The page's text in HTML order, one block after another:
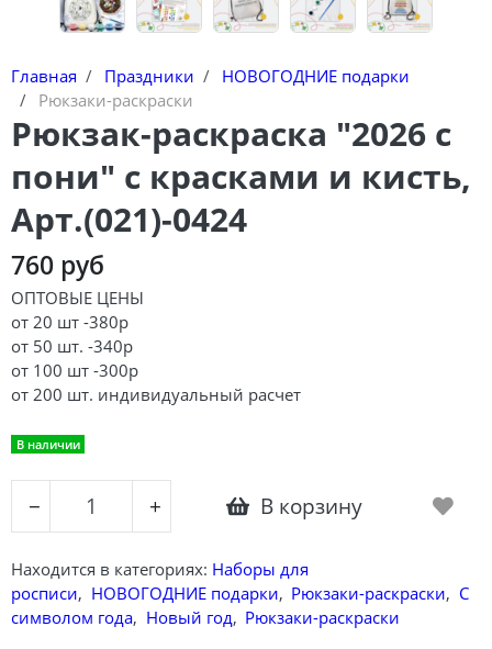
Главная Праздники
НОВОГОДНИЕ подарки
Рюкзаки-раскраски
Рюкзак-раскраска "2026 с
пони" с красками и кисть,
Арт.(021)-0424
760 руб
ОПТОВЫЕ ЦЕНЫ
от 20 шт -380р
от 50 шт. -340р
от 100 шт -300р
от 200 шт. индивидуальный расчет
В наличии
− + В корзину
Находится в категориях: Наборы для
росписи, НОВОГОДНИЕ подарки, Рюкзаки-раскраски, С
символом года, Новый год, Рюкзаки-раскраски